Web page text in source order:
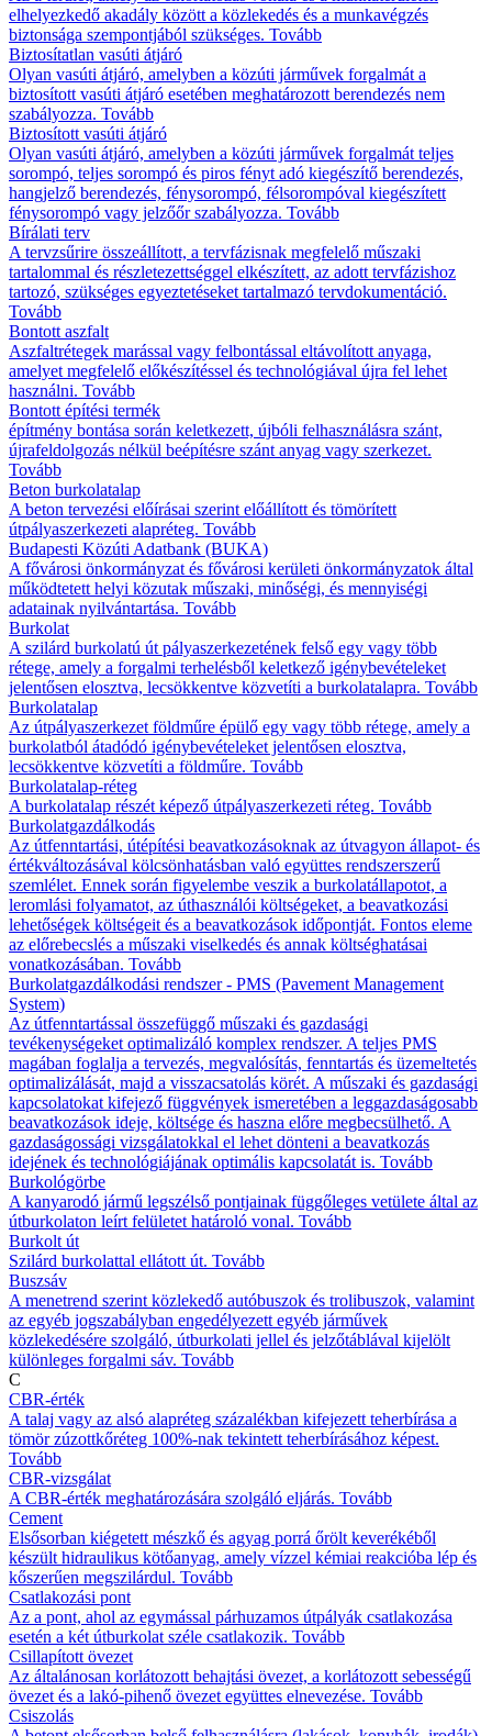
elhelyezkedő akadály között a közlekedés és a munkavégzés
biztonsága szempontjából szükséges. Tovább
Biztosítatlan vasúti átjáró
Olyan vasúti átjáró, amelyben a közúti járművek forgalmát a
biztosított vasúti átjáró esetében meghatározott berendezés nem
szabályozza. Tovább
Biztosított vasúti átjáró
Olyan vasúti átjáró, amelyben a közúti járművek forgalmát teljes
sorompó, teljes sorompó és piros fényt adó kiegészítő berendezés,
hangjelző berendezés, fénysorompó, félsorompóval kiegészített
fénysorompó vagy jelzőőr szabályozza. Tovább
Bírálati terv
A tervzsűrire összeállított, a tervfázisnak megfelelő műszaki
tartalommal és részletezettséggel elkészített, az adott tervfázishoz
tartozó, szükséges egyeztetéseket tartalmazó tervdokumentáció.
Tovább
Bontott aszfalt
Aszfaltrétegek marással vagy felbontással eltávolított anyaga,
amelyet megfelelő előkészítéssel és technológiával újra fel lehet
használni. Tovább
Bontott építési termék
építmény bontása során keletkezett, újbóli felhasználásra szánt,
újrafeldolgozás nélkül beépítésre szánt anyag vagy szerkezet.
Tovább
Beton burkolatalap
A beton tervezési előírásai szerint előállított és tömörített
útpályaszerkezeti alapréteg. Tovább
Budapesti Közúti Adatbank (BUKA)
A fővárosi önkormányzat és fővárosi kerületi önkormányzatok által
működtetett helyi közutak műszaki, minőségi, és mennyiségi
adatainak nyilvántartása. Tovább
Burkolat
A szilárd burkolatú út pályaszerkezetének felső egy vagy több
rétege, amely a forgalmi terhelésből keletkező igénybevételeket
jelentősen elosztva, lecsökkentve közvetíti a burkolatalapra. Tovább
Burkolatalap
Az útpályaszerkezet földműre épülő egy vagy több rétege, amely a
burkolatból átadódó igénybevételeket jelentősen elosztva,
lecsökkentve közvetíti a földműre. Tovább
Burkolatalap-réteg
A burkolatalap részét képező útpályaszerkezeti réteg. Tovább
Burkolatgazdálkodás
Az útfenntartási, útépítési beavatkozásoknak az útvagyon állapot- és
értékváltozásával kölcsönhatásban való együttes rendszerszerű
szemlélet. Ennek során figyelembe veszik a burkolatállapotot, a
leromlási folyamatot, az úthasználói költségeket, a beavatkozási
lehetőségek költségeit és a beavatkozások időpontját. Fontos eleme
az előrebecslés a műszaki viselkedés és annak költséghatásai
vonatkozásában. Tovább
Burkolatgazdálkodási rendszer - PMS (Pavement Management
System)
Az útfenntartással összefüggő műszaki és gazdasági
tevékenységeket optimalizáló komplex rendszer. A teljes PMS
magában foglalja a tervezés, megvalósítás, fenntartás és üzemeltetés
optimalizálását, majd a visszacsatolás körét. A műszaki és gazdasági
kapcsolatokat kifejező függvények ismeretében a leggazdaságosabb
beavatkozások ideje, költsége és haszna előre megbecsülhető. A
gazdaságossági vizsgálatokkal el lehet dönteni a beavatkozás
idejének és technológiájának optimális kapcsolatát is. Tovább
Burkológörbe
A kanyarodó jármű legszélső pontjainak függőleges vetülete által az
útburkolaton leírt felületet határoló vonal. Tovább
Burkolt út
Szilárd burkolattal ellátott út. Tovább
Buszsáv
A menetrend szerint közlekedő autóbuszok és trolibuszok, valamint
az egyéb jogszabályban engedélyezett egyéb járművek
közlekedésére szolgáló, útburkolati jellel és jelzőtáblával kijelölt
különleges forgalmi sáv. Tovább
C
CBR-érték
A talaj vagy az alsó alapréteg százalékban kifejezett teherbírása a
tömör zúzottkőréteg 100%-nak tekintett teherbírásához képest.
Tovább
CBR-vizsgálat
A CBR-érték meghatározására szolgáló eljárás. Tovább
Cement
Elsősorban kiégetett mészkő és agyag porrá őrölt keverékéből
készült hidraulikus kötőanyag, amely vízzel kémiai reakcióba lép és
kőszerűen megszilárdul. Tovább
Csatlakozási pont
Az a pont, ahol az egymással párhuzamos útpályák csatlakozása
esetén a két útburkolat széle csatlakozik. Tovább
Csillapított övezet
Az általánosan korlátozott behajtási övezet, a korlátozott sebességű
övezet és a lakó-pihenő övezet együttes elnevezése. Tovább
Csiszolás